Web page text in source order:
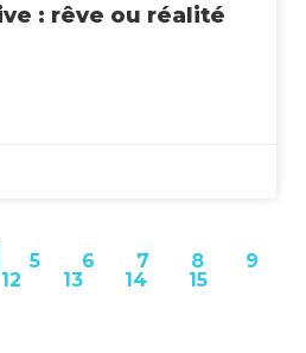
: rêve ou réalité
5 6 7 8
9
12 13 14 15